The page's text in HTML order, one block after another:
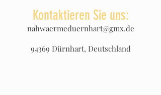
Kontaktieren Sie uns:
nahwaermeduernhart@gmx.de
94369 Dürnhart, Deutschland